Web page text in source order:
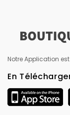
Notre Application
En